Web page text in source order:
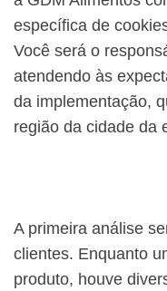
específica de
Você será o
atendendo às
da implementação,
região da cidade da
A primeira análise
clientes. Enquanto
produto, houve